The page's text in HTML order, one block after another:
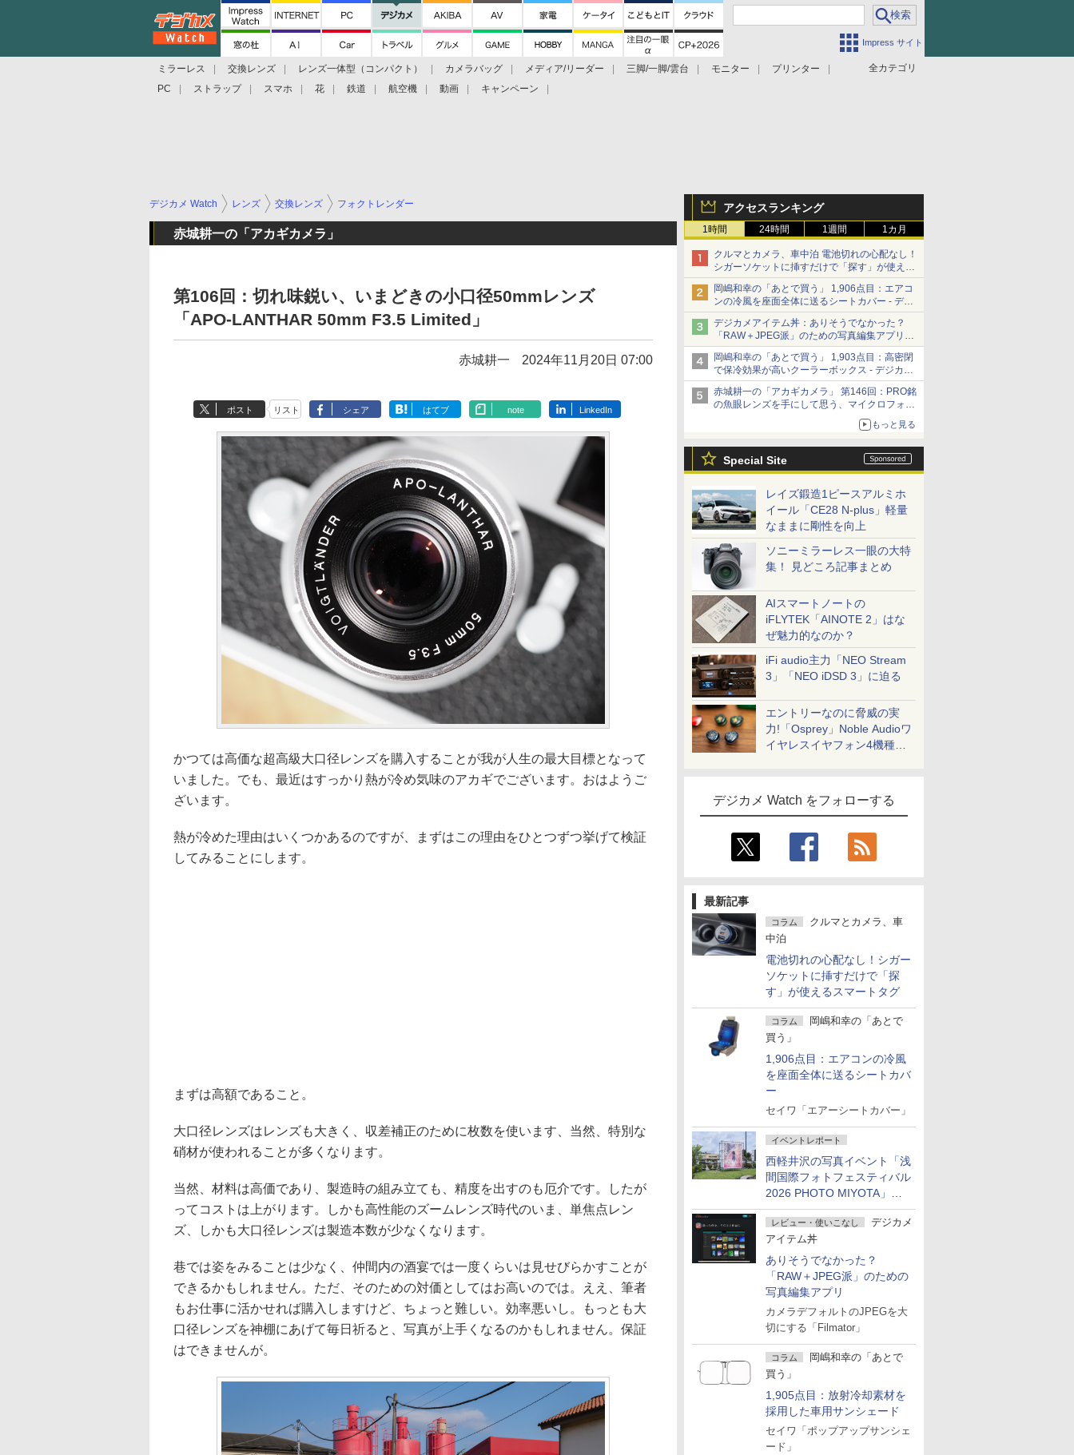
Impress サイト
全カテゴリ
ミラーレス 交換レンズ レンズ一体型（コンパクト） カメラバッグ メディア/リーダー 三脚/一脚/雲台 モニター
プリンター
PC
ストラップ スマホ 花 鉄道 航空機 動画 キャンペーン
アクセスランキング
1時間 24時間 1週間 1カ月
クルマとカメラ、車中泊 電池切れの心配なし！
シガーソケットに挿すだけで「探す」が使える
スマートタグ - デジカメ Watch
岡嶋和幸の「あとで買う」 1,906点目：エアコ
ンの冷風を座面全体に送るシートカバー - デジ
カメ Watch
デジカメアイテム丼：ありそうでなかった？
「RAW＋JPEG派」のための写真編集アプリ
カメラデフォルトのJPEGを大切にする
「Filmator」
岡嶋和幸の「あとで買う」 1,903点目：高密閉
で保冷効果が高いクーラーボックス - デジカメ
Watch
赤城耕一の「アカギカメラ」 第146回：PRO銘
の魚眼レンズを手にして思う、マイクロフォー
もっと見る
Special Site
レイズ鍛造1ピースアルミホ
イール「CE28 N-plus」軽量
なままに剛性を向上
ソニーミラーレス一眼の大特
集！ 見どころ記事まとめ
AIスマートノートの
iFLYTEK「AINOTE 2」はな
ぜ魅力的なのか？
iFi audio主力「NEO Stream
3」「NEO iDSD 3」に迫る
エントリーなのに脅威の実
力!「Osprey」Noble Audioワ
イヤレスイヤフォン4機種を
デジカメ Watch をフォローする
最新記事
コラム
クルマとカメラ、車
中泊
電池切れの心配なし！シガー
ソケットに挿すだけで「探
す」が使えるスマートタグ
コラム
岡嶋和幸の「あとで
買う」
1,906点目：エアコンの冷風
を座面全体に送るシートカバ
ー
セイワ「エアーシートカバー」
イベントレポート
西軽井沢の写真イベント「浅
間国際フォトフェスティバル
2026 PHOTO MIYOTA」が
開幕
レビュー・使いこなし
デジカメ
アイテム丼
ありそうでなかった？
「RAW＋JPEG派」のための
写真編集アプリ
カメラデフォルトのJPEGを大
切にする「Filmator」
コラム
岡嶋和幸の「あとで
買う」
1,905点目：放射冷却素材を
採用した車用サンシェード
セイワ「ポップアップサンシェ
ード」
デジカメ Watch レンズ 交換レンズ フォクトレンダー
赤城耕一の「アカギカメラ」
第106回：切れ味鋭い、いまどきの小口径50mmレンズ
「APO-LANTHAR 50mm F3.5 Limited」
赤城耕一 2024年11月20日 07:00
ポスト リスト シェア はてブ note LinkedIn
かつては高価な超高級大口径レンズを購入することが我が人生の最大目標となって
いました。でも、最近はすっかり熱が冷め気味のアカギでございます。おはようご
ざいます。
熱が冷めた理由はいくつかあるのですが、まずはこの理由をひとつずつ挙げて検証
してみることにします。
まずは高額であること。
大口径レンズはレンズも大きく、収差補正のために枚数を使います、当然、特別な
硝材が使われることが多くなります。
当然、材料は高価であり、製造時の組み立ても、精度を出すのも厄介です。したが
ってコストは上がります。しかも高性能のズームレンズ時代のいま、単焦点レン
ズ、しかも大口径レンズは製造本数が少なくなります。
巷では姿をみることは少なく、仲間内の酒宴では一度くらいは見せびらかすことが
できるかもしれません。ただ、そのための対価としてはお高いのでは。ええ、筆者
もお仕事に活かせれば購入しますけど、ちょっと難しい。効率悪いし。もっとも大
口径レンズを神棚にあげて毎日祈ると、写真が上手くなるのかもしれません。保証
はできませんが。